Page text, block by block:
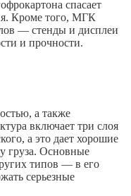
спасает
Кроме того, МГК
— стенды и дисплеи
и прочности.
а также
включает три слоя
а это дает хорошие
груза. Основные
типов — в его
серьезные